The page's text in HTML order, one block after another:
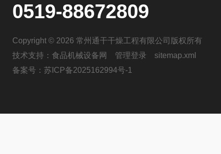
0519-88672809
Copyright © 2026 常州通干干燥工程有限公司版权所有
技术支持： 食品机械设备网 管理登录
sitemap.xml
备案号： 苏ICP备2025162994号-1